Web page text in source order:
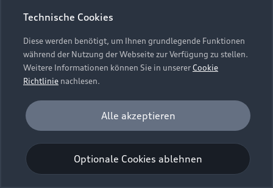
Bordbuch & Bedienungsanleitungen
Verträge kündigen
Vertrag widerrufen
Datenschutz
Audi erleben
Newsletter
Datenschutzinformation
Cookie-Richtlinie
Barrierefreiheit
Digital Services Act
EU Data Act
Embleme am Fahrzeug bei allen Abbildungen auf dieser
Webseite kann abweichen.
Technische Cookies
Diese werden benötigt, um Ihnen grundlegende Funktionen
während der Nutzung der Webseite zur Verfügung zu stellen.
Weitere Informationen können Sie in unsererCookie
Richtlinie nachlesen.
Analyse und Statistik
Performance Cookies sammeln Informationen
darüber, wie unsere Webseite genutzt wird (z. B.
Anzahl der Besuche, Verweildauer). Diese Cookies
werden zur Optimierung der Webseite verwendet.
Optionale Cookies ablehnen
Alle akzeptieren